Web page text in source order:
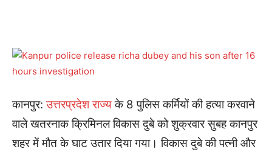
कानपुर:उत्तरप्रदेश राज्यके 8 पुलिस कर्मियों की हत्या करवाने
वाले खतरनाक क्रिमिनल विकास दुबे को शुक्रवार सुबह कानपुर
शहर में मौत के घाट उतार दिया गया। विकास दुबे की पत्नी और